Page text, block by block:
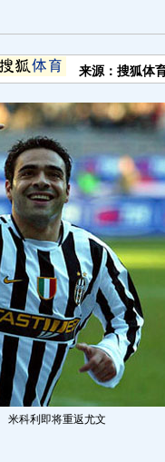
来源：搜狐体
米科利即将重返尤文